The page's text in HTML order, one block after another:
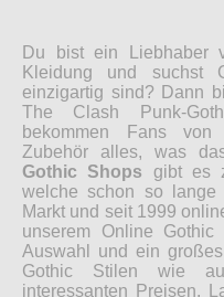
Du bist ein Liebhaber
Kleidung und suchst
einzigartig sind? Dann
The Clash Punk-
bekommen Fans von
Zubehör alles, was
Gothic Shops gibt es
welche schon so
Markt und seit 1999
unserem Online
Auswahl und ein
Gothic Stilen wie
interessanten Preisen.